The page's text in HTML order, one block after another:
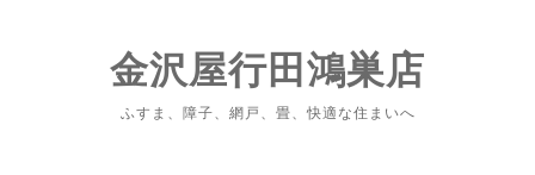
金沢屋行田鴻巣店
ふすま、障子、網戸、畳、快適な住まいへ